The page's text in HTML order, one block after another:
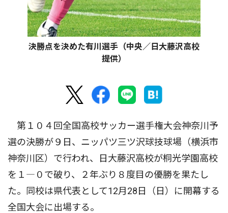
決勝点を決めた有川選手（中央／日大藤沢高校
提供）
第１０４回全国高校サッカー選手権大会神奈川予
選の決勝が９日、ニッパツ三ツ沢球技球場（横浜市
神奈川区）で行われ、日大藤沢高校が桐光学園高校
を１―０で破り、２年ぶり８度目の優勝を果たし
た。同校は県代表として12月28日（日）に開幕する
全国大会に出場する。